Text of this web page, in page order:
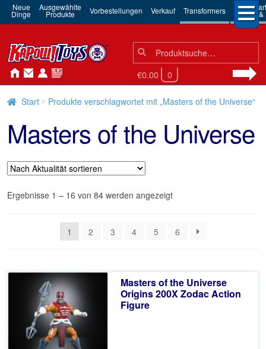
Neue
Dinge
Ausgewählte
Produkte Vorbestellungen Verkauf Transformers 3rd
Robots
Suchen
nach:
Suche
€0.00 0
Start Produkte verschlagwortet mit „Masters of the Universe“
Masters of the Universe
Ergebnisse 1 – 16 von 84 werden angezeigtNach
1
2 3 4 5 6
Masters of the Universe
Origins 200X Zodac Action
Figure